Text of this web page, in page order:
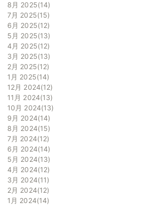
8月 2025 14
7月 2025 15
6月 2025 12
5月 2025 13
4月 2025 12
3月 2025 13
2月 2025 12
1月 2025 14
12月 2024 12
11月 2024 13
10月 2024 13
9月 2024 14
8月 2024 15
7月 2024 12
6月 2024 14
5月 2024 13
4月 2024 12
3月 2024 11
2月 2024 12
1月 2024 14